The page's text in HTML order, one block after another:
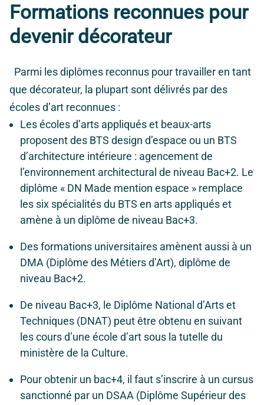
Formations reconnues pour
devenir décorateur
Parmi les diplômes reconnus pour travailler en tant
que décorateur, la plupart sont délivrés par des
écoles d’art reconnues :
Les écoles d’arts appliqués et beaux-arts
proposent des BTS design d’espace ou un BTS
d’architecture intérieure : agencement de
l’environnement architectural de niveau Bac+2. Le
diplôme « DN Made mention espace » remplace
les six spécialités du BTS en arts appliqués et
amène à un diplôme de niveau Bac+3.
Des formations universitaires amènent aussi à un
DMA (Diplôme des Métiers d’Art), diplôme de
niveau Bac+2.
De niveau Bac+3, le Diplôme National d’Arts et
Techniques (DNAT) peut être obtenu en suivant
les cours d’une école d’art sous la tutelle du
ministère de la Culture.
Pour obtenir un bac+4, il faut s’inscrire à un cursus
sanctionné par un DSAA (Diplôme Supérieur des